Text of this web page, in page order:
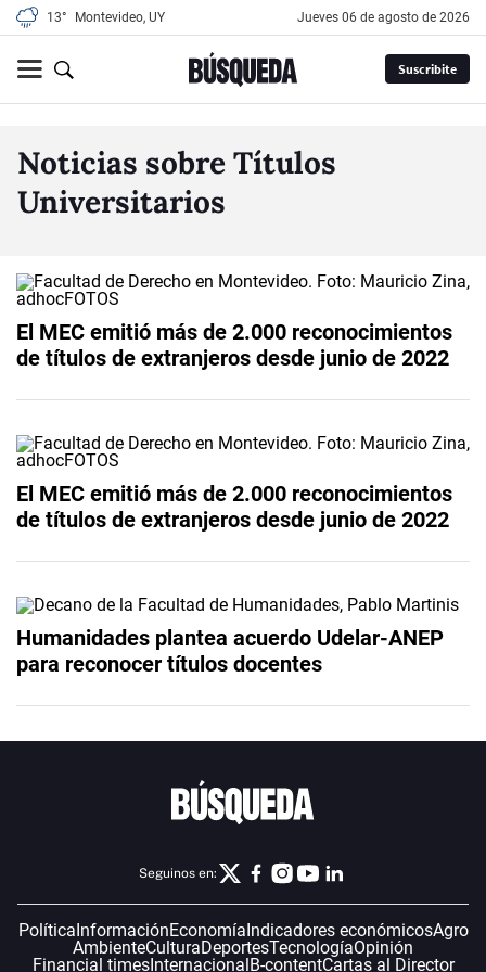
13° Montevideo, UY jueves 06 de agosto de 2026
Suscribite
Noticias sobre Títulos
Universitarios
El MEC emitió más de 2.000 reconocimientos
de títulos de extranjeros desde junio de 2022
El MEC emitió más de 2.000 reconocimientos
de títulos de extranjeros desde junio de 2022
Humanidades plantea acuerdo Udelar-ANEP
para reconocer títulos docentes
Seguinos en:
Política InformaciónEconomía Indicadores económicosAgro
AmbienteCulturaDeportesTecnologíaOpinión
Financial timesInternacional B-contentCartas al Director